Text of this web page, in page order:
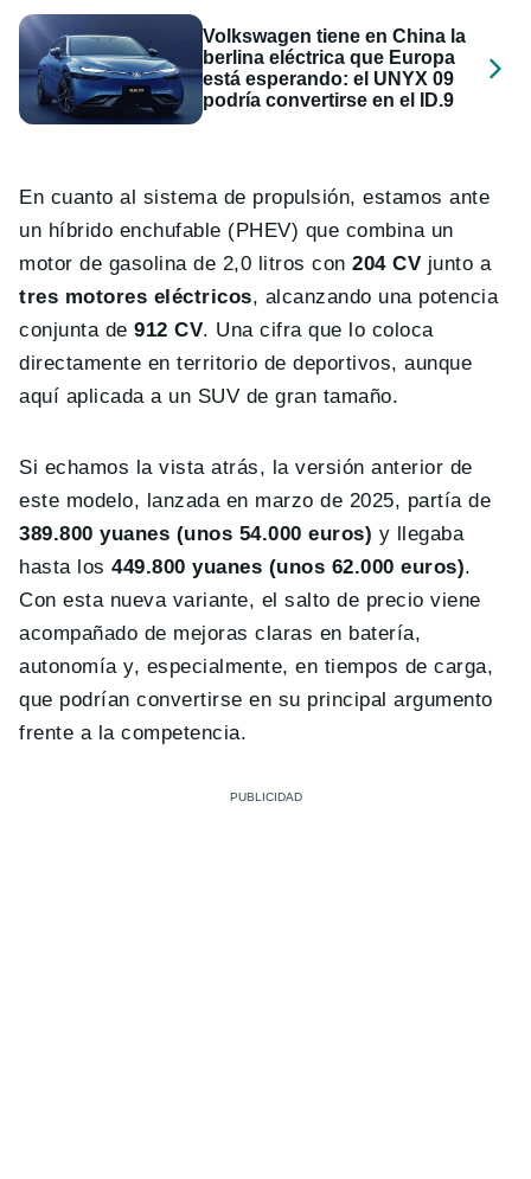
Volkswagen tiene en China la
berlina eléctrica que Europa
está esperando: el UNYX 09
podría convertirse en el ID.9
En cuanto al sistema de propulsión, estamos ante
un híbrido enchufable (PHEV) que combina un
motor de gasolina de 2,0 litros con204 CV junto a
tres motores eléctricos, alcanzando una potencia
conjunta de912 CV. Una cifra que lo coloca
directamente en territorio de deportivos, aunque
aquí aplicada a un SUV de gran tamaño.
Si echamos la vista atrás, la versión anterior de
este modelo, lanzada en marzo de 2025, partía de
389.800 yuanes (unos 54.000 euros) y llegaba
hasta los449.800 yuanes (unos 62.000 euros).
Con esta nueva variante, el salto de precio viene
acompañado de mejoras claras en batería,
autonomía y, especialmente, en tiempos de carga,
que podrían convertirse en su principal argumento
frente a la competencia.